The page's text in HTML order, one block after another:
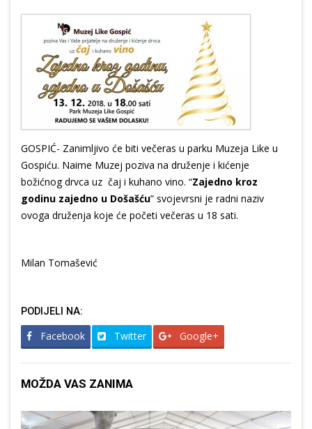
GOSPIĆ- Zanimljivo će biti večeras u parku Muzeja Like u
Gospiću. Naime Muzej poziva na druženje i kićenje
božićnog drvca uz čaj i kuhano vino. “Zajedno kroz
godinu zajedno u Došašću” svojevrsni je radni naziv
ovoga druženja koje će početi večeras u 18 sati.
Milan Tomašević
PODIJELI NA:
Facebook Twitter Google+
MOŽDA VAS ZANIMA